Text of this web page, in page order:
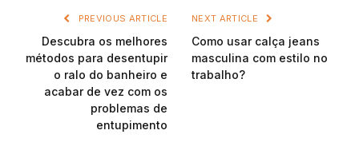
PREVIOUS ARTICLE
Descubra os melhores
métodos para desentupir
o ralo do banheiro e
acabar de vez com os
problemas de
entupimento
NEXT ARTICLE
Como usar calça jeans
masculina com estilo no
trabalho?